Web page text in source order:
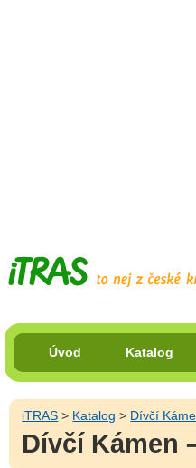
Úvod Katalog
iTRAS > Katalog > Dívčí
Dívčí Kámen